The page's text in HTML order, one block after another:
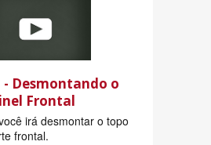
- Desmontando o
Frontal
irá desmontar o topo
frontal.